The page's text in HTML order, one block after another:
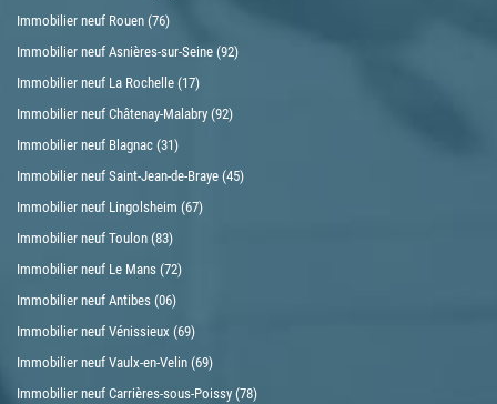
Immobilier neuf Rouen (76)
Immobilier neuf Asnières-sur-Seine (92)
Immobilier neuf La Rochelle (17)
Immobilier neuf Châtenay-Malabry (92)
Immobilier neuf Blagnac (31)
Immobilier neuf Saint-Jean-de-Braye (45)
Immobilier neuf Lingolsheim (67)
Immobilier neuf Toulon (83)
Immobilier neuf Le Mans (72)
Immobilier neuf Antibes (06)
Immobilier neuf Vénissieux (69)
Immobilier neuf Vaulx-en-Velin (69)
Immobilier neuf Carrières-sous-Poissy (78)